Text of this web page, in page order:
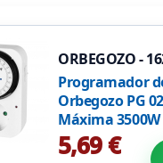
ORBEGOZO -
Programador
Orbegozo PG
Máxima 3500W
5,69 €